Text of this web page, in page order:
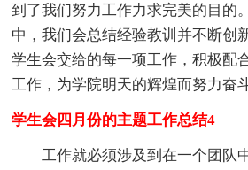
到了我们努力工作力求完美的目的
中，我们会总结经验教训并不断创
学生会交给的每一项工作，积极配
工作，为学院明天的辉煌而努力奋
学生会四月份的主题工作总结4
工作就必须涉及到在一个团队